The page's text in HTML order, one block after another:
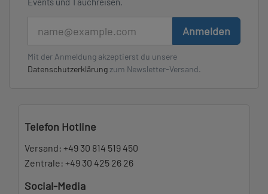
Anmelden
Mit der Anmeldung akzeptierst du unsere
Datenschutzerklärung zum Newsletter-Versand.
Telefon Hotline
Versand: +49 30 814 519 450
Zentrale: +49 30 425 26 26
Social-Media